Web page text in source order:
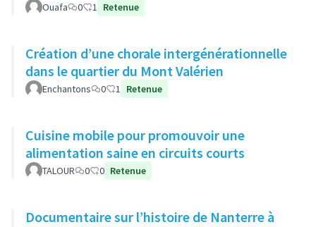
Ouafa 0 1 Retenue
Création d’une chorale intergénérationnelle
dans le quartier du Mont Valérien
Enchantons 0 1 Retenue
Cuisine mobile pour promouvoir une
alimentation saine en circuits courts
TALOUR 0 0 Retenue
Documentaire sur l’histoire de Nanterre à